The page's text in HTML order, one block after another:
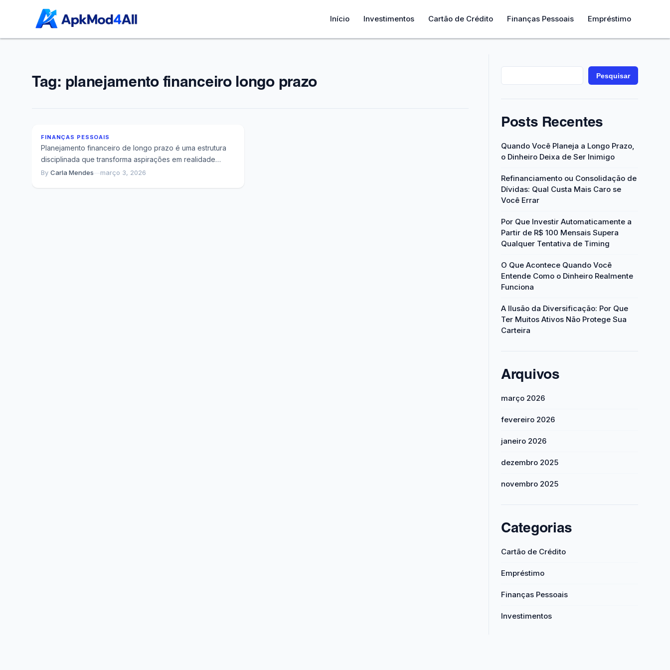
Início Investimentos Cartão de Crédito Finanças Pessoais Empréstimo
Tag: planejamento financeiro longo prazo
FINANÇAS PESSOAIS
Planejamento financeiro de longo prazo é uma estrutura
disciplinada que transforma aspirações em realidade
através de decisões consistentes ao longo do tempo....
By Carla Mendes—março 3, 2026
Pesquisar
Posts Recentes
Quando Você Planeja a Longo Prazo,
o Dinheiro Deixa de Ser Inimigo
Refinanciamento ou Consolidação de
Dívidas: Qual Custa Mais Caro se
Você Errar
Por Que Investir Automaticamente a
Partir de R$ 100 Mensais Supera
Qualquer Tentativa de Timing
O Que Acontece Quando Você
Entende Como o Dinheiro Realmente
Funciona
A Ilusão da Diversificação: Por Que
Ter Muitos Ativos Não Protege Sua
Carteira
Arquivos
março 2026
fevereiro 2026
janeiro 2026
dezembro 2025
novembro 2025
Categorias
Cartão de Crédito
Empréstimo
Finanças Pessoais
Investimentos